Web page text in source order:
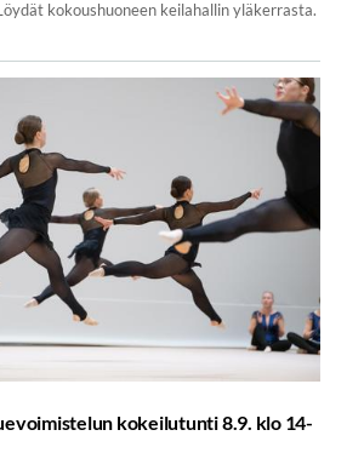
kokoushuoneen keilahallin yläkerrasta.
kokeilutunti 8.9. klo 14-